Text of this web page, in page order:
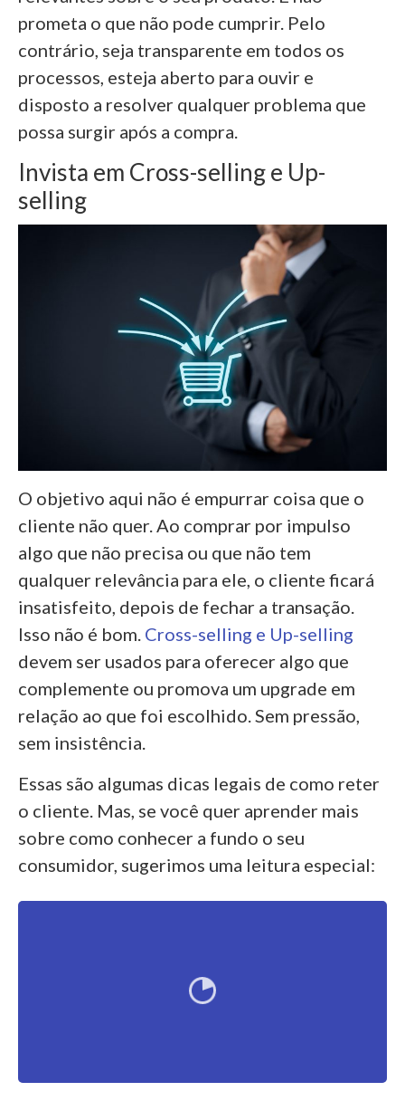
prometa o que não pode cumprir. Pelo
contrário, seja transparente em todos os
processos, esteja aberto para ouvir e
disposto a resolver qualquer problema que
possa surgir após a compra.
Invista em Cross-selling e Up-
selling
O objetivo aqui não é empurrar coisa que o
cliente não quer. Ao comprar por impulso
algo que não precisa ou que não tem
qualquer relevância para ele, o cliente ficará
insatisfeito, depois de fechar a transação.
Isso não é bom. Cross-selling e Up-selling
devem ser usados para oferecer algo que
complemente ou promova um upgrade em
relação ao que foi escolhido. Sem pressão,
sem insistência.
Essas são algumas dicas legais de como reter
o cliente. Mas, se você quer aprender mais
sobre como conhecer a fundo o seu
consumidor, sugerimos uma leitura especial: